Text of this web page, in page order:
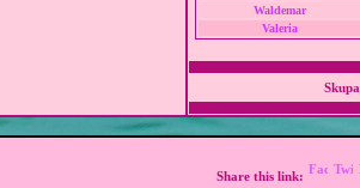
Waldemar
Valeria
Share this link: